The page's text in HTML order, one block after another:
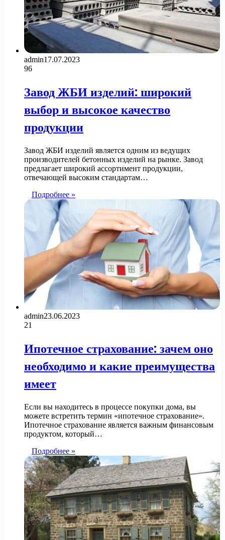
admin17.07.2023
96
Завод ЖБИ изделий: широкий
выбор и высокое качество
продукции
Завод ЖБИ изделий является одним из ведущих
производителей бетонных изделий на рынке. Завод
предлагает широкий ассортимент продукции,
отвечающей высоким стандартам…
Подробнее »
admin23.06.2023
21
Ипотечное страхование: зачем оно
необходимо и какие преимущества
имеет
Если вы находитесь в процессе покупки дома, вы
можете встретить термин «ипотечное страхование».
Ипотечное страхование является важным финансовым
продуктом, который…
Подробнее »